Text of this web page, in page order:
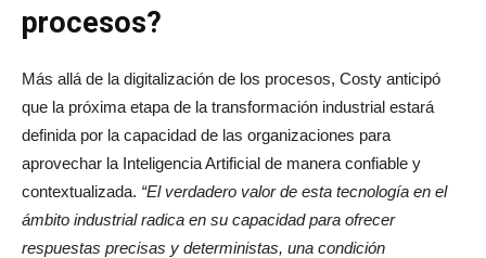
procesos?
Más allá de la digitalización de los procesos, Costy anticipó
que la próxima etapa de la transformación industrial estará
definida por la capacidad de las organizaciones para
aprovechar la Inteligencia Artificial de manera confiable y
contextualizada. “El verdadero valor de esta tecnología en el
ámbito industrial radica en su capacidad para ofrecer
respuestas precisas y deterministas, una condición